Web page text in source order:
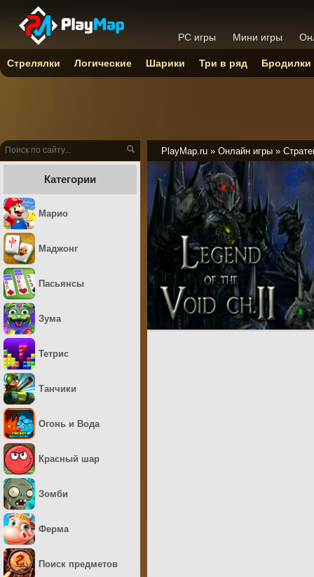
PlayMap.ru » Онлайн игры »
Категории
Марио
Маджонг
Пасьянсы
Зума
Тетрис
Танчики
Огонь и Вода
Красный шар
Зомби
Ферма
Поиск предметов
PC игры Мини игры
Стрелялки Логические Шарики Три в ряд Бродилки